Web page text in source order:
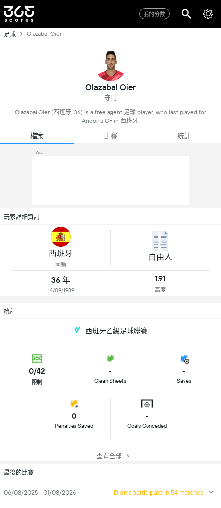
我的分數
足球 Olazabal Oier
Olazabal Oier
守門
Olazabal Oier (西班牙, 36) is a free agent 足球 player, who last played for
Andorra CF in 西班牙.
檔案 比賽 統計
Ad
玩家詳細資訊
西班牙
國籍
自由人
36 年
14/09/1989
1.91
高度
統計
西班牙乙級足球聯賽
0/42
限制
-
Clean Sheets
-
Saves
0
Penalties Saved
-
Goals Conceded
查看全部
最後的比賽
06/08/2025 - 01/08/2026 Didn't participate in 54 matches